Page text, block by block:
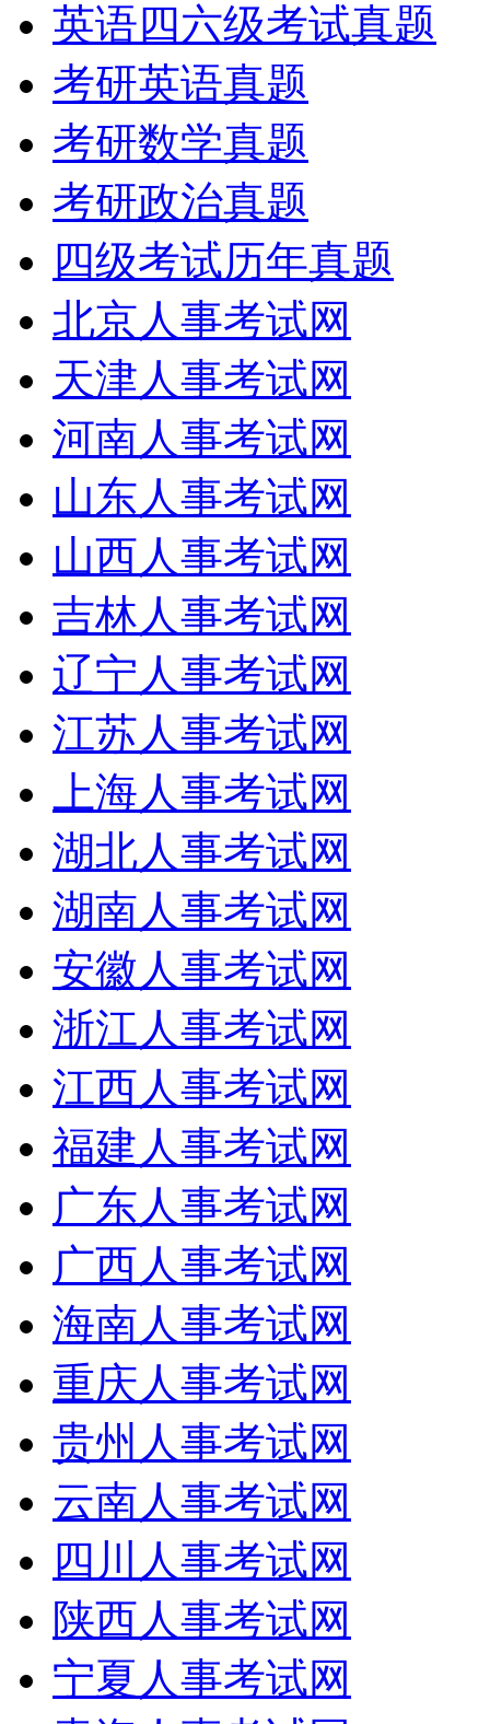
英语四六级考试真题
考研英语真题
考研数学真题
考研政治真题
四级考试历年真题
北京人事考试网
天津人事考试网
河南人事考试网
山东人事考试网
山西人事考试网
吉林人事考试网
辽宁人事考试网
江苏人事考试网
上海人事考试网
湖北人事考试网
湖南人事考试网
安徽人事考试网
浙江人事考试网
江西人事考试网
福建人事考试网
广东人事考试网
广西人事考试网
海南人事考试网
重庆人事考试网
贵州人事考试网
云南人事考试网
四川人事考试网
陕西人事考试网
宁夏人事考试网